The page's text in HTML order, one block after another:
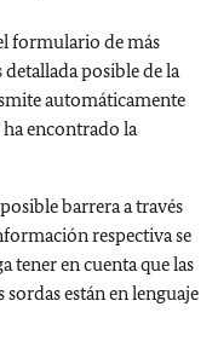
formulario de más
posible de la
automáticamente
ha encontrado la
barrera a través
respectiva se
tener en cuenta que las
están en lenguaje